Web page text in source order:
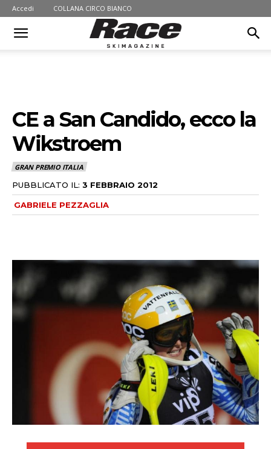
Accedi COLLANA CIRCO BIANCO
CE a San Candido, ecco la
Wikstroem
GRAN PREMIO ITALIA
PUBBLICATO IL: 3 FEBBRAIO 2012
GABRIELE PEZZAGLIA